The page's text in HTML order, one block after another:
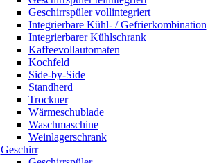
Geschirrspüler vollintegriert
Integrierbare Kühl- / Gefrierkombination
Integrierbarer Kühlschrank
Kaffeevollautomaten
Kochfeld
Side-by-Side
Standherd
Trockner
Wärmeschublade
Waschmaschine
Weinlagerschrank
Geschirr